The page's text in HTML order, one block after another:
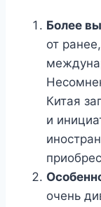
Более
от
Китая
и
очень